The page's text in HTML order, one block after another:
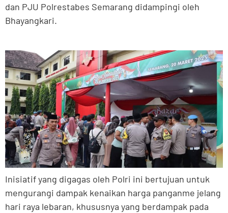
dan PJU Polrestabes Semarang didampingi oleh
Bhayangkari.
Inisiatif yang digagas oleh Polri ini bertujuan untuk
mengurangi dampak kenaikan harga panganme jelang
hari raya lebaran, khususnya yang berdampak pada